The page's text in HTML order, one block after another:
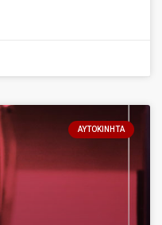
ΑΥΤΟΚΊΝΗΤΑ